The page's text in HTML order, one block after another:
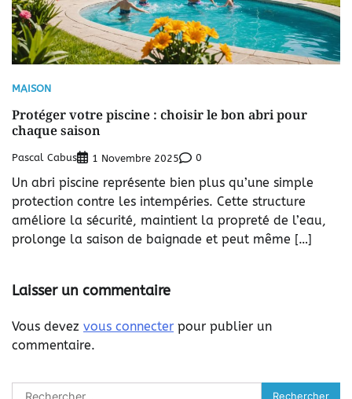
MAISON
Protéger votre piscine : choisir le bon abri pour
chaque saison
Pascal Cabus 1 Novembre 2025 0
Un abri piscine représente bien plus qu’une simple
protection contre les intempéries. Cette structure
améliore la sécurité, maintient la propreté de l’eau,
prolonge la saison de baignade et peut même […]
Laisser un commentaire
Vous devez vous connecter pour publier un
commentaire.
Rechercher :